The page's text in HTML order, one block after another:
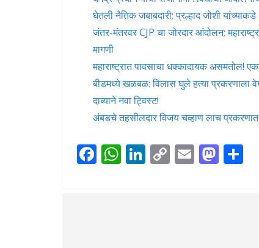
घेतली नैतिक जबाबदारी; प्रल्हाद जोशी यांच्याकडे
जंतर-मंतरवर CJP चा जोरदार आंदोलन;
मागणी
महाराष्ट्रात पावसाचा धक्कादायक असमतोल!
बीडमध्ये खळबळ: विलास घुले हत्या प्रकरणाला
दाव्याने नवा ट्विस्ट!
अंबडचे तहसीलदार विजय चव्हाण लाच
F W Li C E M